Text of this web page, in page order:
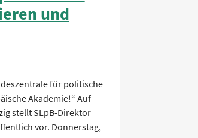
und
für politische
Akademie!“ Auf
stellt SLpB-Direktor
vor. Donnerstag,